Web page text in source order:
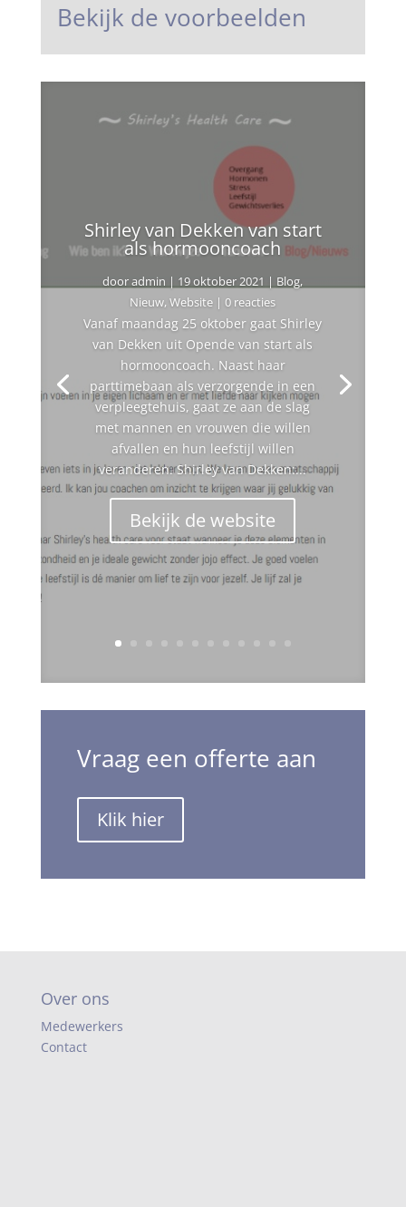
Bekijk de voorbeelden
Shirley van Dekken van start
als hormooncoach
dooradmin | 19 oktober 2021 | Blog,
Nieuw,Website | 0 reacties
Vanaf maandag 25 oktober gaat Shirley
van Dekken uit Opende van start als
hormooncoach. Naast haar
parttimebaan als verzorgende in een
verpleegtehuis, gaat ze aan de slag
met mannen en vrouwen die willen
afvallen en hun leefstijl willen
veranderen. Shirley van Dekken:...
Bekijk de website
Vraag een offerte aan
Klik hier
Over ons
Medewerkers
Contact